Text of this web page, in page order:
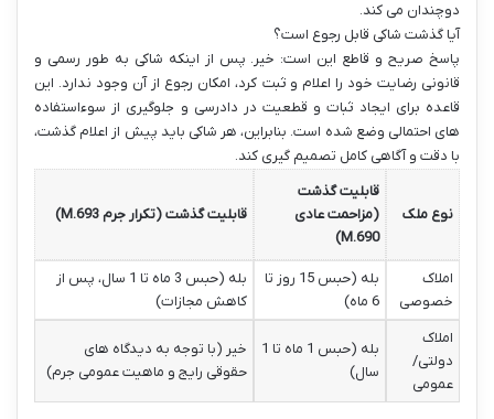
دوچندان می کند.
آیا گذشت شاکی قابل رجوع است؟
پاسخ صریح و قاطع این است: خیر. پس از اینکه شاکی به طور رسمی و
قانونی رضایت خود را اعلام و ثبت کرد، امکان رجوع از آن وجود ندارد. این
قاعده برای ایجاد ثبات و قطعیت در دادرسی و جلوگیری از سوءاستفاده
های احتمالی وضع شده است. بنابراین، هر شاکی باید پیش از اعلام گذشت،
با دقت و آگاهی کامل تصمیم گیری کند.
نوع ملک
قابلیت گذشت
(مزاحمت عادی
M.690)
قابلیت گذشت (تکرار جرم M.693)
املاک
خصوصی
بله (حبس 15 روز تا
6 ماه)
بله (حبس 3 ماه تا 1 سال، پس از
کاهش مجازات)
املاک
دولتی/
عمومی
بله (حبس 1 ماه تا 1
سال)
خیر (با توجه به دیدگاه های
حقوقی رایج و ماهیت عمومی جرم)